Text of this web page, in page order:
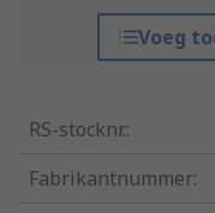
Voeg
RS-stocknr.:
Fabrikantnummer: